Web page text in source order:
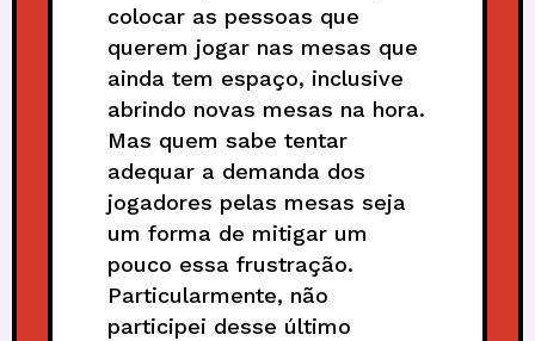
colocar as pessoas que
querem jogar nas mesas que
ainda tem espaço, inclusive
abrindo novas mesas na hora.
Mas quem sabe tentar
adequar a demanda dos
jogadores pelas mesas seja
um forma de mitigar um
pouco essa frustração.
Particularmente, não
participei desse último